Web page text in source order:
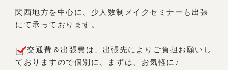
関西地方を中心に、少人数制メイクセミナーも出張
にて承っております。
交通費＆出張費は、出張先によりご負担お願いし
ておりますので個別に、まずは、お気軽に♪